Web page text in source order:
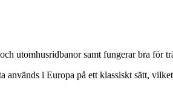
utomhusridbanor samt fungerar bra för
i Europa på ett klassiskt sätt,